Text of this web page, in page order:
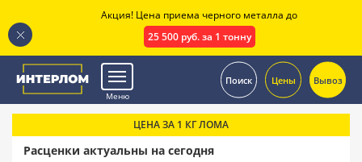
Меню
Поиск Цены Вывоз
ЦЕНА ЗА 1 КГ ЛОМА
Расценки актуальны на сегодня
Акция! Цена приема черного металла до
25 500 руб. за 1 тонну
.